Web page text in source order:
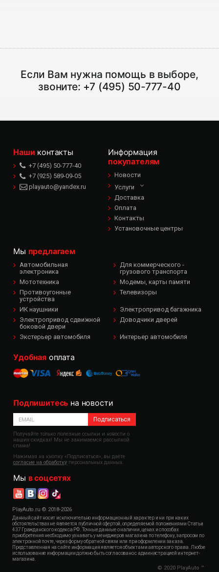
Если Вам нужна помощь в выборе,
звоните: +7 (495) 50-777-40
Наши контакты
+7 (495) 50-777-40
+7 (925) 589-09-05
playauto@yandex.ru
Информация
покупателям
Новости
Услуги
Доставка
Оплата
Контакты
Установочные центры
Мы предлагаем
Автомобильная
электроника
Для коммерческого -
грузового транспорта
Мототехника
Модемы, карты памяти
Противоугонные
устройства
Телевизоры
ИК наушники
Электропривод багажника
Электропривод сдвижной
боковой двери
Доводчики дверей
Экстерьер автомобиля Интерьер автомобиля
Удобнаяоплата
Подпишитесь на новости
Подписаться
Получайте только полезные ссылки и новости о
наших скидках! Мы не занимаемся рассылкой
спама!
Нажимая на кнопку «Подписаться», вы даёте
согласие на обработку персональных данных.
Мы в соцсетях
PlayAuto.ru © 2018-2026
Данный сайт носит исключительно информационный характер и ни при каких
обстоятельствах не является публичной офертой, определяемой положениями Статьи
437 Гражданского кодекса РФ. Точные данные о наличии, ценах и способах
приобретения необходимо узнавать у менеджеров магазина по телефону, запросом по
электронной почте, через форму обратной связи или при оформлении заказа.
Представленная на сайте информация является объектами авторского права. Любое
использование информации должно быть согласовано с администрацией интернет-
магазина.
© 2020 PlayAuto ™